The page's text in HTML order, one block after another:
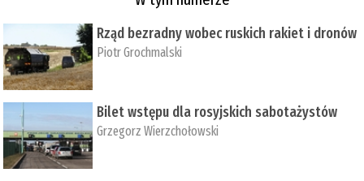
Rząd bezradny wobec ruskich rakiet i dronów
Piotr Grochmalski
Bilet wstępu dla rosyjskich sabotażystów
Grzegorz Wierzchołowski